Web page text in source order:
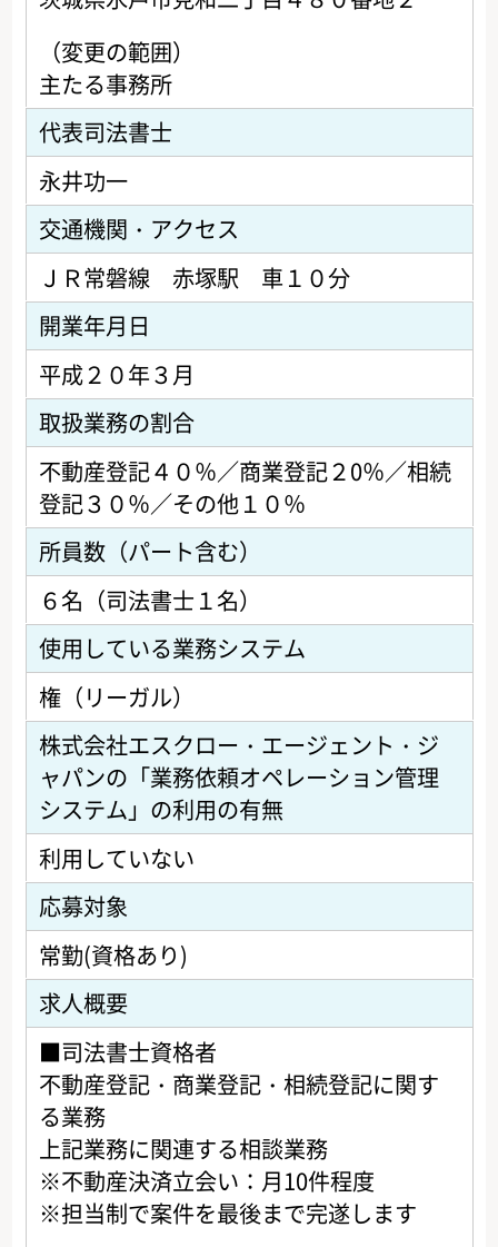
（変更の範囲）
主たる事務所
代表司法書士
永井功一
交通機関・アクセス
ＪＲ常磐線 赤塚駅 車１０分
開業年月日
平成２０年３月
取扱業務の割合
不動産登記４０％／商業登記２0％／相続
登記３０％／その他１０％
所員数（パート含む）
６名（司法書士１名）
使用している業務システム
権（リーガル）
株式会社エスクロー・エージェント・ジ
ャパンの「業務依頼オペレーション管理
システム」の利用の有無
利用していない
応募対象
常勤(資格あり)
求人概要
■司法書士資格者
不動産登記・商業登記・相続登記に関す
る業務
上記業務に関連する相談業務
※不動産決済立会い：月10件程度
※担当制で案件を最後まで完遂します